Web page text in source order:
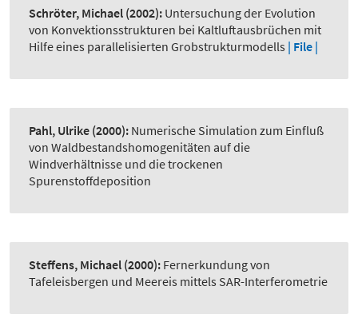
Schröter, Michael (2002): Untersuchung der Evolution
von Konvektionsstrukturen bei Kaltluftausbrüchen mit
Hilfe eines parallelisierten Grobstrukturmodells | File |
Pahl, Ulrike (2000): Numerische Simulation zum Einfluß
von Waldbestandshomogenitäten auf die
Windverhältnisse und die trockenen
Spurenstoffdeposition
Steffens, Michael (2000): Fernerkundung von
Tafeleisbergen und Meereis mittels SAR-Interferometrie